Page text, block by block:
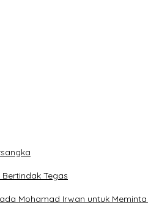
Tegas
Mohamad Irwan untuk